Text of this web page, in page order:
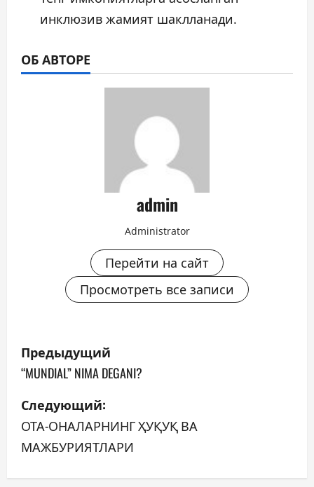
инклюзив жамият шаклланади.
ОБ АВТОРЕ
admin
Administrator
Перейти на сайт
Просмотреть все записи
Н
а
в
и
г
Предыдущий
“MUNDIAL” NIMA DEGANI?
Следующий:
ОТА-ОНАЛАРНИНГ ҲУҚУҚ ВА
МАЖБУРИЯТЛАРИ